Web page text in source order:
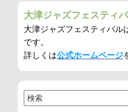
大津ジャズフェスティ
大津ジャズフェスティバル
です。
詳しくは公式ホームページ